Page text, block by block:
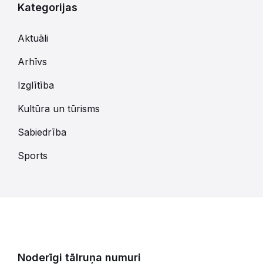
Kategorijas
Aktuāli
Arhīvs
Izglītība
Kultūra un tūrisms
Sabiedrība
Sports
Noderīgi tālruņa numuri